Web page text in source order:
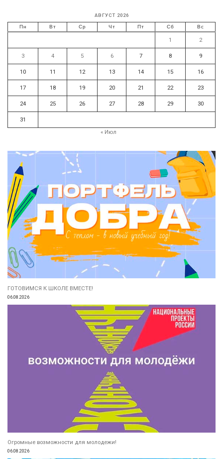
АВГУСТ 2026
Пн Вт Ср Чт Пт Сб Вс
1 2
3 4 5 6 7 8 9
10 11 12 13 14 15 16
17 18 19 20 21 22 23
24 25 26 27 28 29 30
31
« Июл
ГОТОВИМСЯ К ШКОЛЕ ВМЕСТЕ!
06.08.2026
Огромные возможности для молодежи!
06.08.2026